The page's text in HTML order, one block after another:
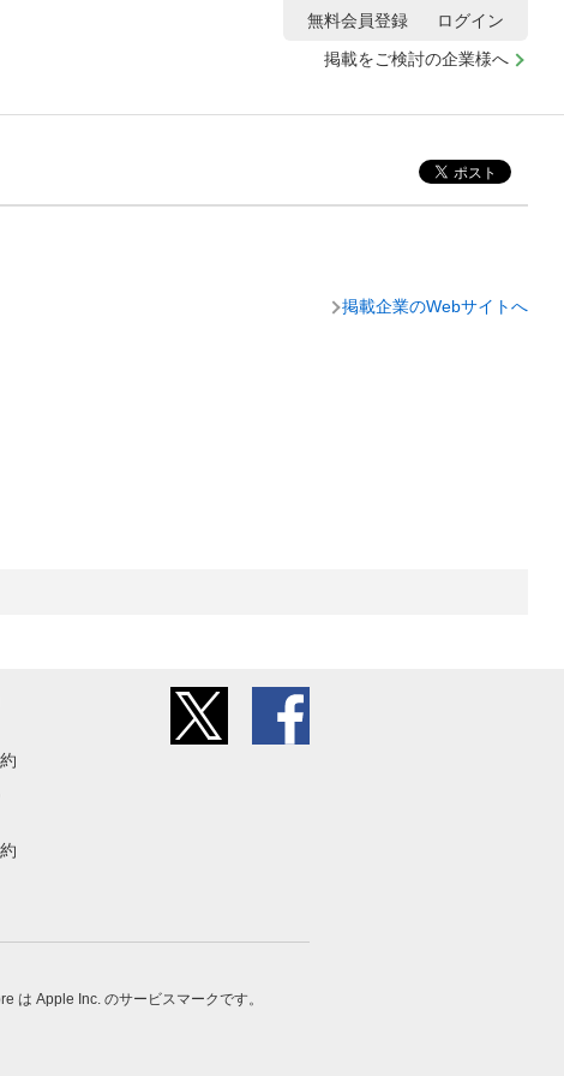
掲載をご検討の企業様へ
無料会員登録 ログイン
掲載企業のWebサイトへ
は Apple Inc. のサービスマークです。